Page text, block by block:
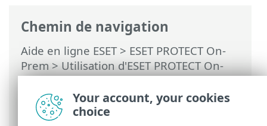
Chemin de navigation
Aide en ligne ESET> ESET PROTECT On-
Prem>Utilisation d'ESET PROTECT On-
Prem>ESET PROTECT On-Prem Menu
principal
>Tâches>Tâches client>
Nettoyer le cache ESET Bridge
Your account, your cookies
choice